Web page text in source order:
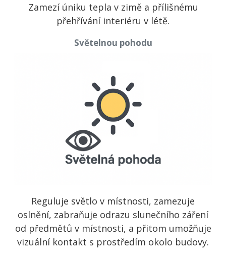
Zamezí úniku tepla v zimě a přílišnému
přehřívání interiéru v létě.
Světelnou pohodu
Reguluje světlo v místnosti, zamezuje
oslnění, zabraňuje odrazu slunečního záření
od předmětů v místnosti, a přitom umožňuje
vizuální kontakt s prostředím okolo budovy.